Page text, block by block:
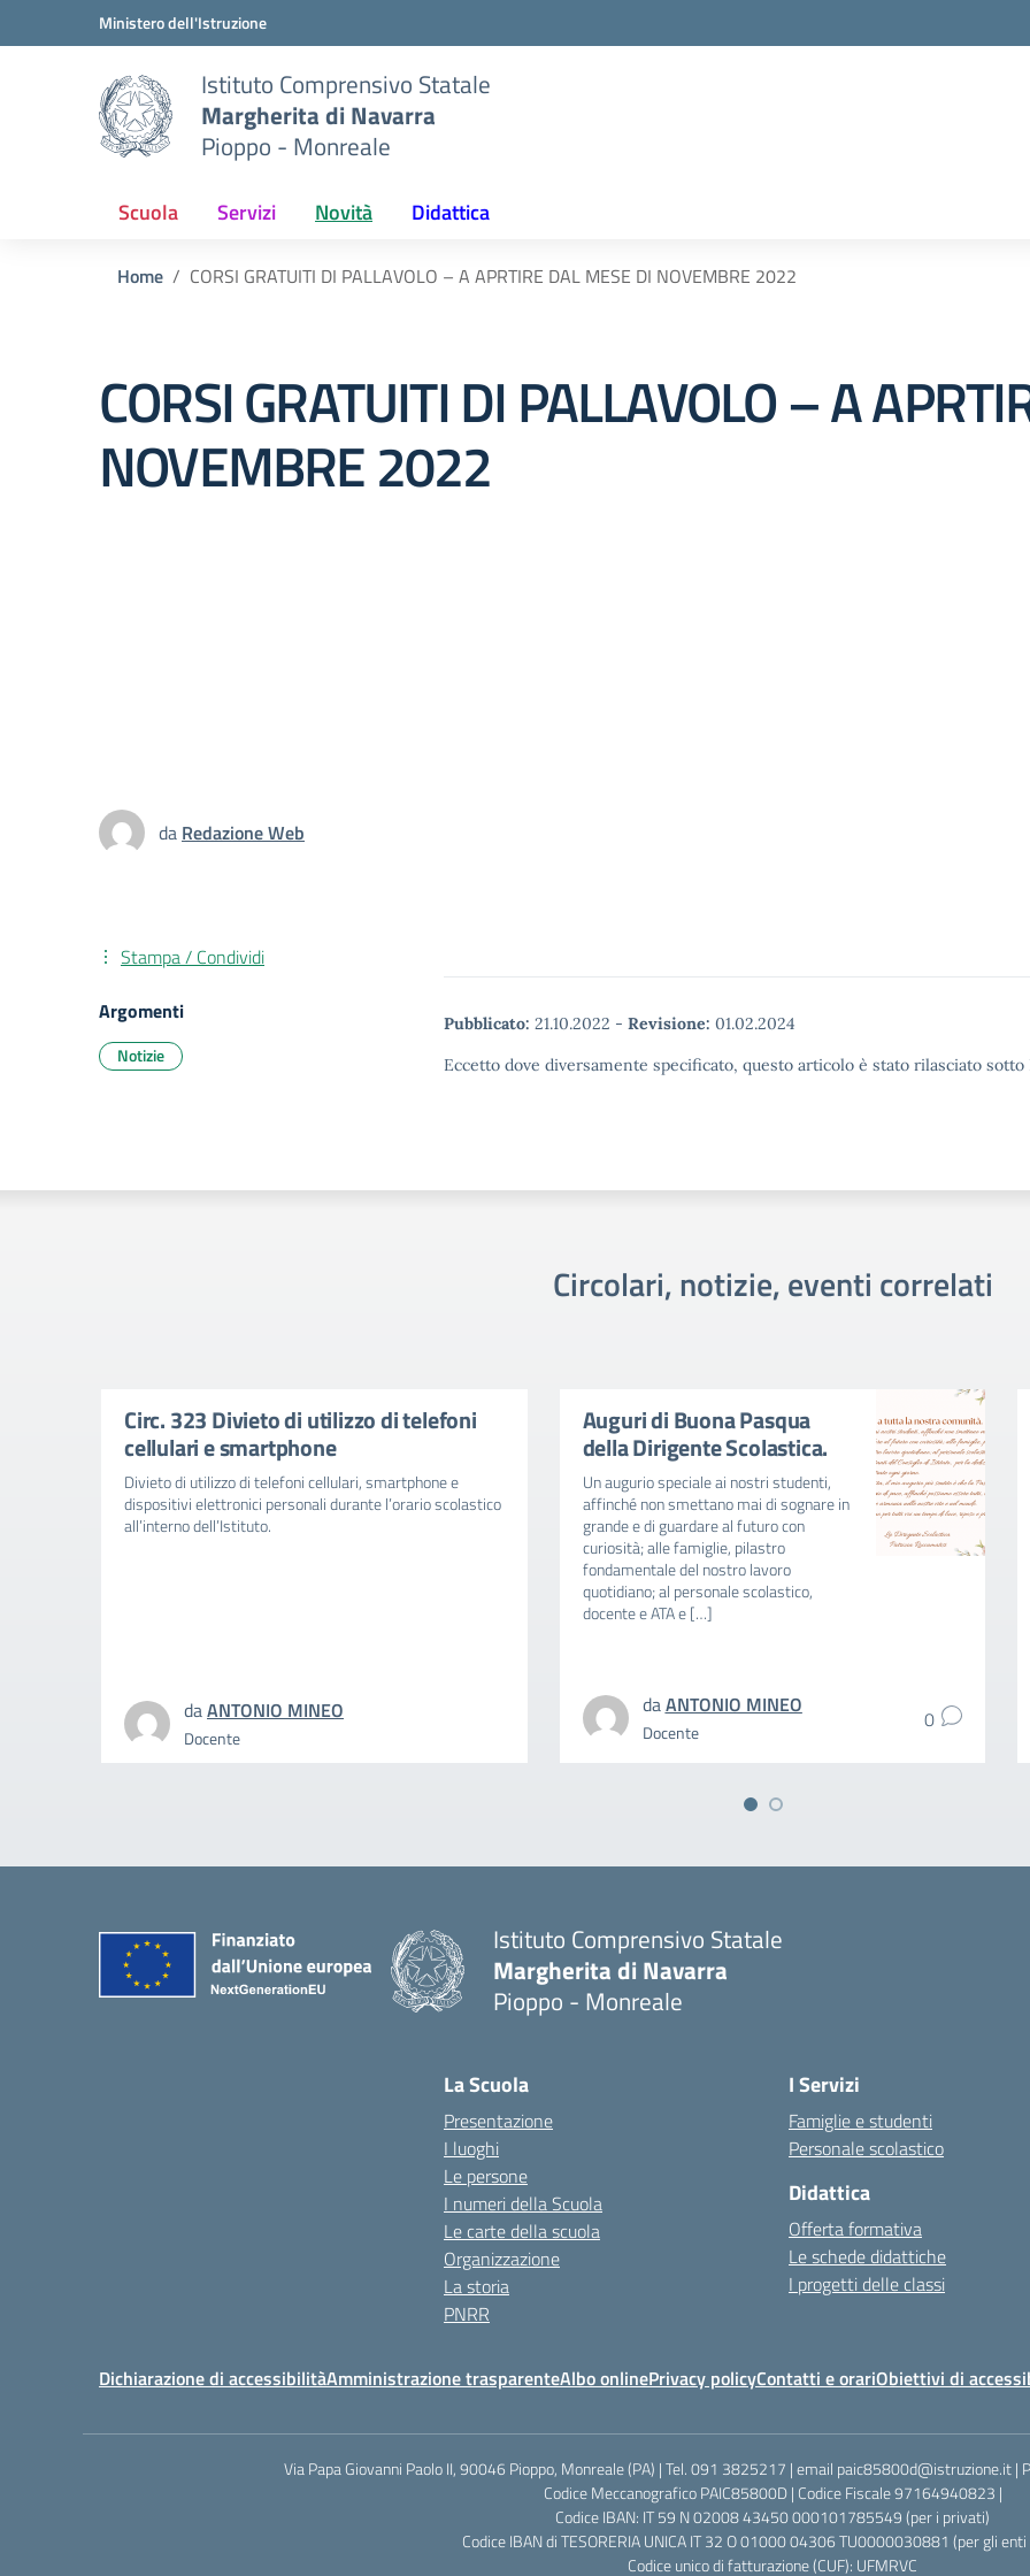
Vai ai contenuti
Vai al menu di navigazione
Ministero dell'Istruzione
Istituto Comprensivo Statale
Margherita di Navarra
Pioppo - Monreale
Scuola Servizi Novità Didattica
Home CORSI GRATUITI DI PALLAVOLO – A APRTIRE DAL MESE DI NOVEMBRE 2022
CORSI GRATUITI DI PALLAVOLO – A
NOVEMBRE 2022
da Redazione Web
Pubblicato: 21.10.2022 - Revisione: 01.02.2024
Eccetto dove diversamente specificato, questo articolo è stato rilasciato
Stampa / Condividi
Argomenti
Notizie
Circolari, notizie, eventi correlati
Circ. 323 Divieto di utilizzo di telefoni
cellulari e smartphone
Divieto di utilizzo di telefoni cellulari, smartphone e
dispositivi elettronici personali durante l’orario scolastico
all’interno dell’Istituto.
daANTONIO MINEO
Docente
Auguri di Buona Pasqua
della Dirigente Scolastica.
Un augurio speciale ai nostri studenti,
affinché non smettano mai di sognare in
grande e di guardare al futuro con
curiosità; alle famiglie, pilastro
fondamentale del nostro lavoro
quotidiano; al personale scolastico,
docente e ATA e […]
daANTONIO MINEO
Docente 0
Istituto Comprensivo Statale
Margherita di Navarra
Pioppo - Monreale
La Scuola
Presentazione
I luoghi
Le persone
I numeri della Scuola
Le carte della scuola
Organizzazione
La storia
PNRR
I Servizi
Famiglie e studenti
Personale scolastico
Didattica
Offerta formativa
Le schede didattiche
I progetti delle classi
Dichiarazione di accessibilitàAmministrazione trasparenteAlbo onlinePrivacy policyContatti e orariObiettivi di
Via Papa Giovanni Paolo II, 90046 Pioppo, Monreale (PA) | Tel. 091 3825217 | email paic85800d@istruzione.it |
Codice Meccanografico PAIC85800D | Codice Fiscale 97164940823 |
Codice IBAN: IT 59 N 02008 43450 000101785549 (per i privati)
Codice IBAN di TESORERIA UNICA IT 32 O 01000 04306 TU0000030881 (per gli
Codice unico di fatturazione (CUF): UFMRVC